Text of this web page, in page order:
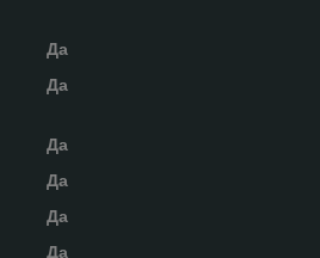
Да
Да
Да
Да
Да
Да